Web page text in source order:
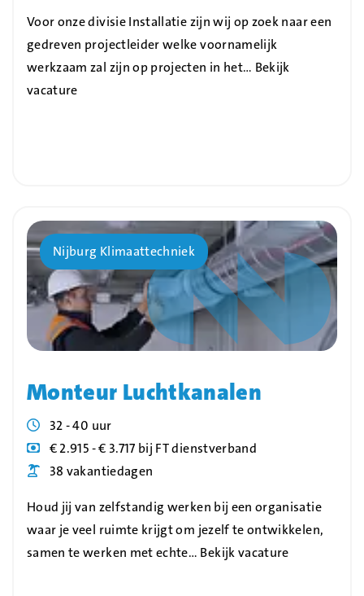
Voor onze divisie Installatie zijn wij op zoek naar een
gedreven projectleider welke voornamelijk
werkzaam zal zijn op projecten in het… Bekijk
vacature
Monteur Luchtkanalen
Bedrijf
Nijburg Klimaattechniek
Uren
32 - 40 uur
Blog_field_Salaris
€ 2.915 - € 3.717 bij FT dienstverband
Blog_field_Vakantiedagen
38 vakantiedagen
Houd jij van zelfstandig werken bij een organisatie
waar je veel ruimte krijgt om jezelf te ontwikkelen,
samen te werken met echte… Bekijk vacature